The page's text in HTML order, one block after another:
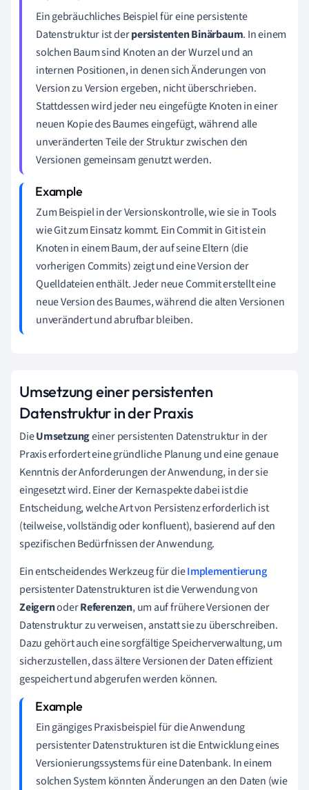
Ein gebräuchliches Beispiel für eine persistente
Datenstruktur ist derpersistenten Binärbaum. In einem
solchen Baum sind Knoten an der Wurzel und an
internen Positionen, in denen sich Änderungen von
Version zu Version ergeben, nicht überschrieben.
Stattdessen wird jeder neu eingefügte Knoten in einer
neuen Kopie des Baumes eingefügt, während alle
unveränderten Teile der Struktur zwischen den
Versionen gemeinsam genutzt werden.
Zum Beispiel in der Versionskontrolle, wie sie in Tools
wie Git zum Einsatz kommt. Ein Commit in Git ist ein
Knoten in einem Baum, der auf seine Eltern (die
vorherigen Commits) zeigt und eine Version der
Quelldateien enthält. Jeder neue Commit erstellt eine
neue Version des Baumes, während die alten Versionen
unverändert und abrufbar bleiben.
Umsetzung einer persistenten
Datenstruktur in der Praxis
DieUmsetzungeiner persistenten Datenstruktur in der
Praxis erfordert eine gründliche Planung und eine genaue
Kenntnis der Anforderungen der Anwendung, in der sie
eingesetzt wird. Einer der Kernaspekte dabei ist die
Entscheidung, welche Art von Persistenz erforderlich ist
(teilweise, vollständig oder konfluent), basierend auf den
spezifischen Bedürfnissen der Anwendung.
Ein entscheidendes Werkzeug für dieImplementierung
persistenter Datenstrukturen ist die Verwendung von
ZeigernoderReferenzen, um auf frühere Versionen der
Datenstruktur zu verweisen, anstatt sie zu überschreiben.
Dazu gehört auch eine sorgfältige Speicherverwaltung, um
sicherzustellen, dass ältere Versionen der Daten effizient
gespeichert und abgerufen werden können.
Ein gängiges Praxisbeispiel für die Anwendung
persistenter Datenstrukturen ist die Entwicklung eines
Versionierungssystems für eine Datenbank. In einem
solchen System könnten Änderungen an den Daten (wie